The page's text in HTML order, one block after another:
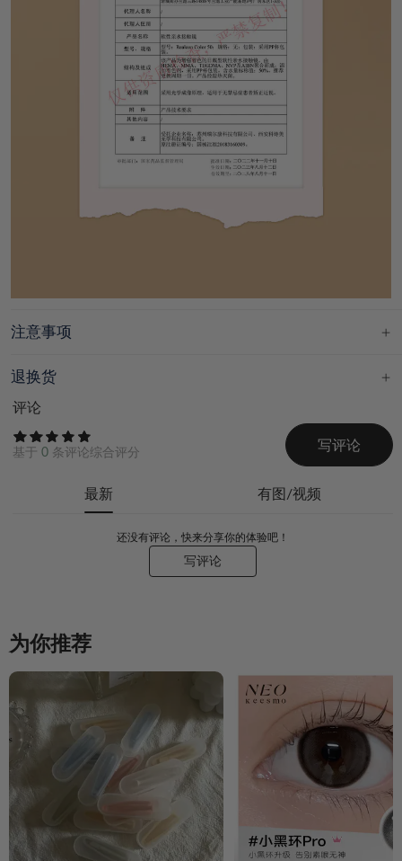
注意事项
退换货
评论
基于 0条评论综合评分
写评论
最新 有图/视频
还没有评论，快来分享你的体验吧！
写评论
为你推荐